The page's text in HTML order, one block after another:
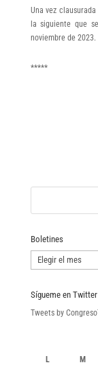
Una vez
la siguiente que
noviembre de 2023.
*****
Boletines
Boletines
Sígueme en Twitter
Tweets by
L M